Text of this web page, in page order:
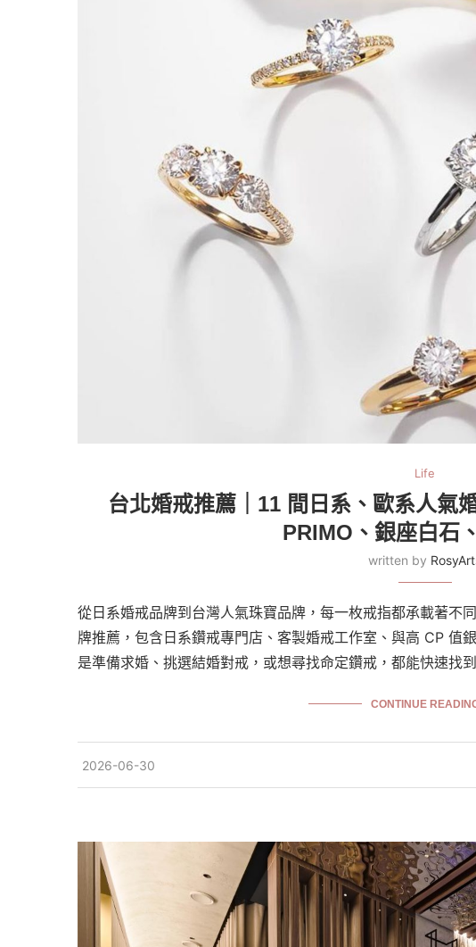
Life
台北婚戒推薦｜11 間日系、歐系人氣
PRIMO、銀座白石
written by
從日系婚戒品牌到台灣人氣珠寶品牌，每一枚戒指都承載著不
牌推薦，包含日系鑽戒專門店、客製婚戒工作室、與高 CP 值
是準備求婚、挑選結婚對戒，或想尋找命定鑽戒，都能快速找
CONTINUE
2026-06-30